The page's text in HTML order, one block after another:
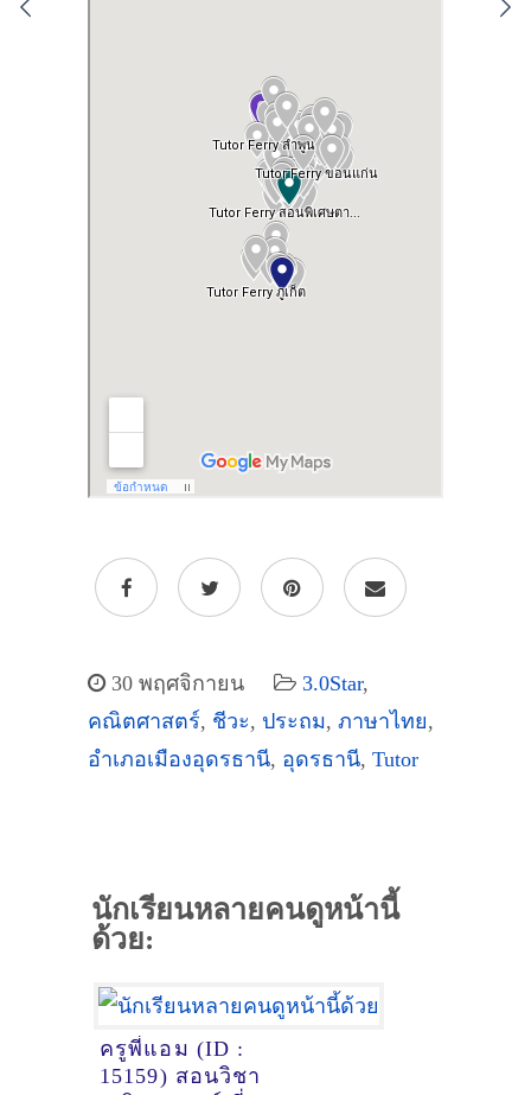
30 พฤศจิกายน 3.0Star,
คณิตศาสตร์, ชีวะ, ประถม, ภาษาไทย,
อำเภอเมืองอุดรธานี, อุดรธานี, Tutor
นักเรียนหลายคนดูหน้านี้
ด้วย:
ครูพี่แอม (ID :
15159) สอนวิชา